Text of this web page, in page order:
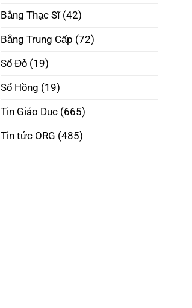
–
Phôi
Đúng
Pháp
Bằng Thạc Sĩ(42)
Bằng Trung Cấp (72)
Sổ Đỏ(19)
Sổ Hồng (19)
Tin Giáo Dục(665)
Tin tức ORG (485)